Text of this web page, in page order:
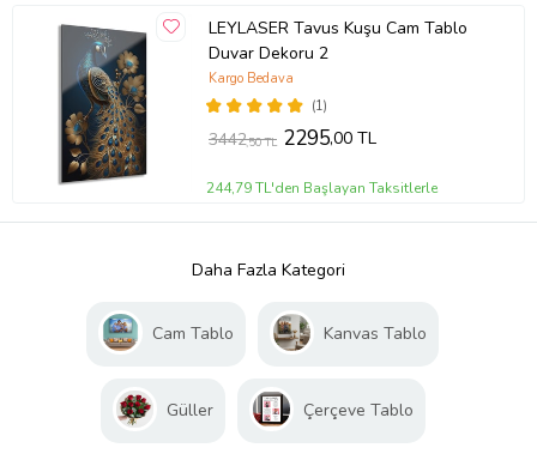
LEYLASER Tavus Kuşu Cam Tablo
Duvar Dekoru 2
(1)
Kargo Bedava
3442,50 TL 2295,00 TL
244,79 TL'den Başlayan Taksitlerle
Daha Fazla Kategori
Cam Tablo Kanvas Tablo
Güller Çerçeve Tablo